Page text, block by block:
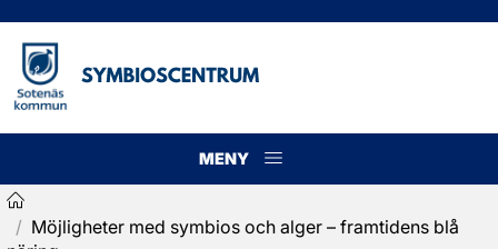
MENY
Symbioscentrum
/ Möjligheter med symbios och alger – framtidens blå